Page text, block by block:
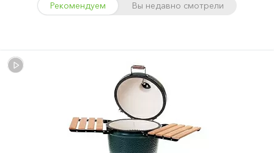
Рекомендуем Вы недавно смотрели